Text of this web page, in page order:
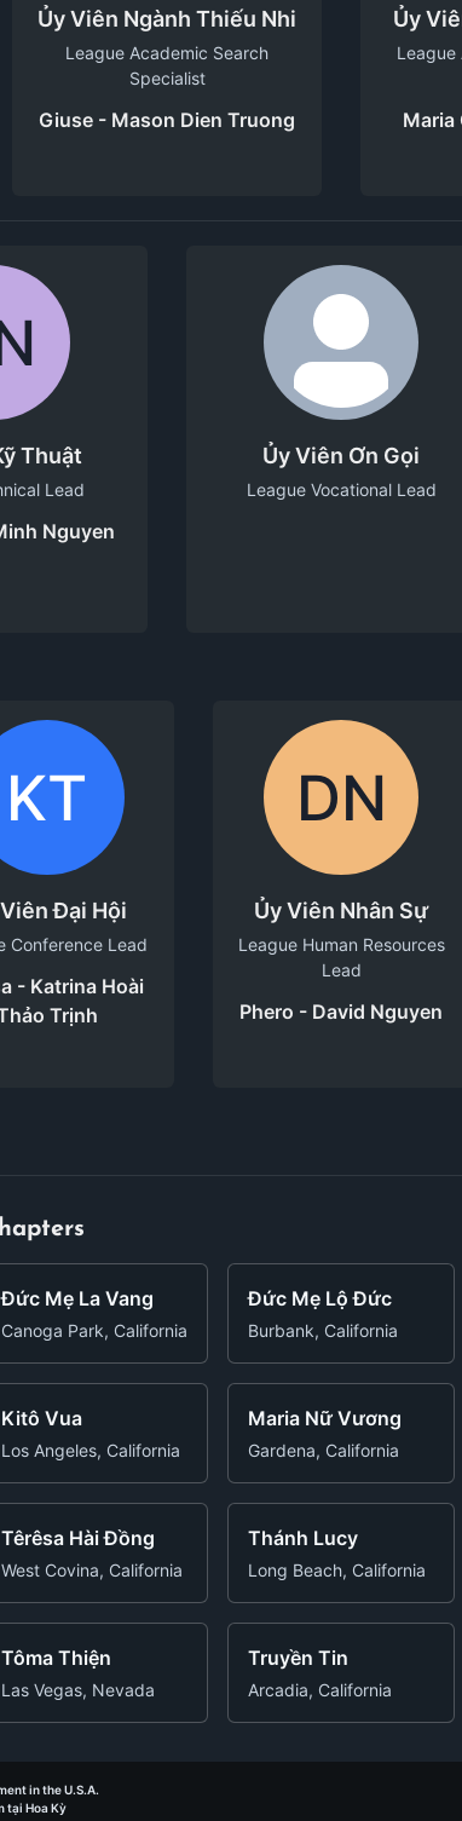
Ủy Viên Ngành Thiếu Nhi
League Academic Search
Specialist
Giuse - Mason Dien Truong
Ủy
League
Maria
Thuật
Lead
Nguyen
Ủy Viên Ơn Gọi
League Vocational Lead
KT
Đại Hội
Conference Lead
- Katrina Hoài
Trịnh
DN
Ủy Viên Nhân Sự
League Human Resources
Lead
Phero - David Nguyen
Đức Mẹ La Vang
Canoga Park, California
Đức Mẹ Lộ Đức
Burbank, California
Kitô Vua
Los Angeles, California
Maria Nữ Vương
Gardena, California
Têrêsa Hài Đồng
West Covina, California
Thánh Lucy
Long Beach, California
Tôma Thiện
Las Vegas, Nevada
Truyền Tin
Arcadia, California
in the U.S.A.
tại Hoa Kỳ